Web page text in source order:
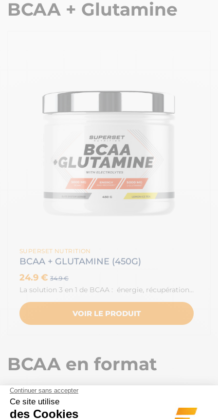
BCAA + Glutamine
SUPERSET NUTRITION
BCAA + GLUTAMINE (450G)
24.9 € 34.9 €
La solution 3 en 1 de BCAA : énergie, récupération…
VOIR LE PRODUIT
BCAA en format
shooters !